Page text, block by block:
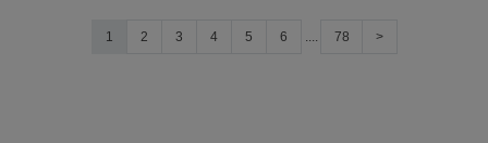
1 2 3 4 5 6 .... 78 >